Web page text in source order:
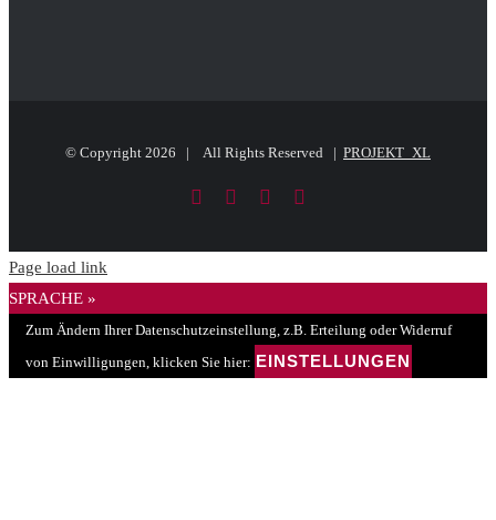
© Copyright 2026 | All Rights Reserved | PROJEKT_XL
FacebookLinkedIn
PayPal
Page load link
SPRACHE »
Zum Ändern Ihrer Datenschutzeinstellung, z.B. Erteilung oder Widerruf
von Einwilligungen, klicken Sie hier: EINSTELLUNGEN